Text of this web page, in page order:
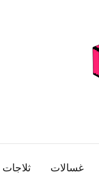
غسالات ثلاجات